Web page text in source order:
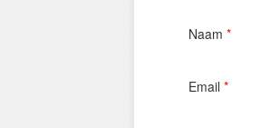
Naam *
Email *